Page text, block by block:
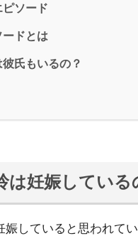
ソード
ドとは
氏もいるの？
は妊娠している
していると思われて